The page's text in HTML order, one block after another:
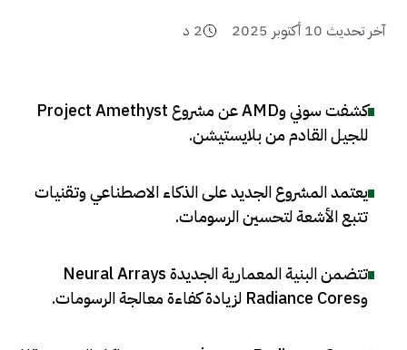
آخر تحديث 10 أكتوبر 2025 2 د
كشفت سوني وAMD عن مشروع Project Amethyst
للجيل القادم من بلايستيشن.
يعتمد المشروع الجديد على الذكاء الاصطناعي وتقنيات
تتبع الأشعة لتحسين الرسومات.
تتضمن البنية المعمارية الجديدة Neural Arrays
وRadiance Cores لزيادة كفاءة معالجة الرسومات
.